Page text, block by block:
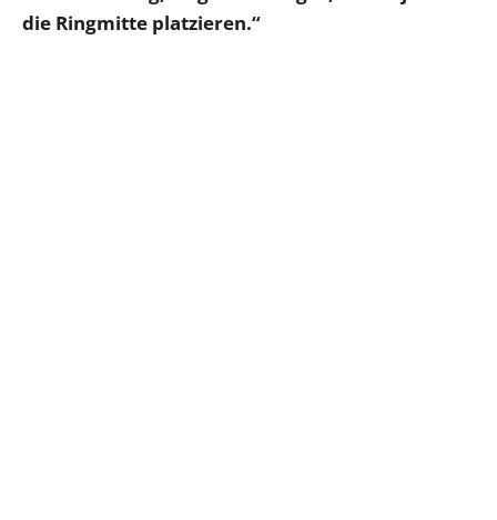
die Ringmitte platzieren.“